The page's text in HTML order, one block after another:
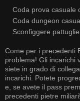
Coda prova casuale
Coda dungeon
Sconfiggere
Come per i precedenti
problema! Gli incarichi
siete in grado di
incarichi. Potete
e, se avete il pass
precedenti pietre miliari!